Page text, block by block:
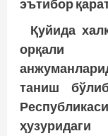
эътибор
Қуйида
орқали
таниш
ҳузуридаги